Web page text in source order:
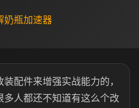
奶瓶加速器
配件来增强实战能力的，
人都还不知道有这么个改